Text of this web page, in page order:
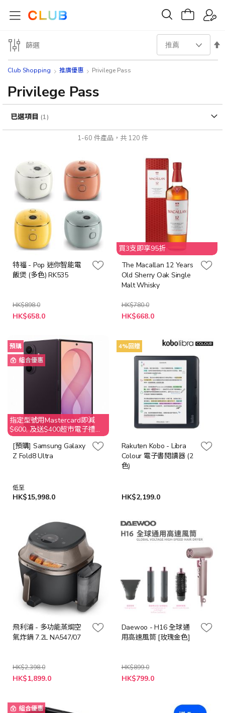
Club Shopping 推廣優惠 Privilege Pass
Privilege Pass
1-60 件產品，共 120 件
設
序
方
特福 - Pop 迷你智能電
飯煲 (多色) RK535
HK$898.0
HK$658.0
買3支即享95折
The Macallan 12 Years
Old Sherry Oak Single
Malt Whisky
HK$780.0
特
殊
HK$668.0
預購
組合優惠
指定型號用Mastercard即減
$600, 及送$400超市電子禮券,
數量有限, 送完即止. 不接受取
消訂單, 客人需要退還贈品超市
電子禮劵$400之價值
[預購] Samsung Galaxy
Z Fold8 Ultra
低至
HK$15,998.0
4%回贈
Rakuten Kobo - Libra
Colour 電子書閱讀器 (2
色)
HK$2,199.0
飛利浦 - 多功能蒸焗空
氣炸鍋 7.2L NA547/07
HK$2,398.0
特
殊
HK$1,899.0
Daewoo - H16 全球通
用高速風筒 [玫瑰金色]
HK$899.0
特
殊
HK$799.0
組合優惠
篩選
已選項目